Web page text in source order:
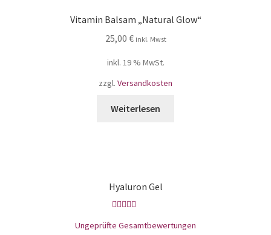
Vitamin Balsam „Natural Glow“
25,00 € inkl. Mwst
inkl. 19 % MwSt.
zzgl. Versandkosten
Weiterlesen
Hyaluron Gel
5.00von 5
Ungeprüfte Gesamtbewertungen